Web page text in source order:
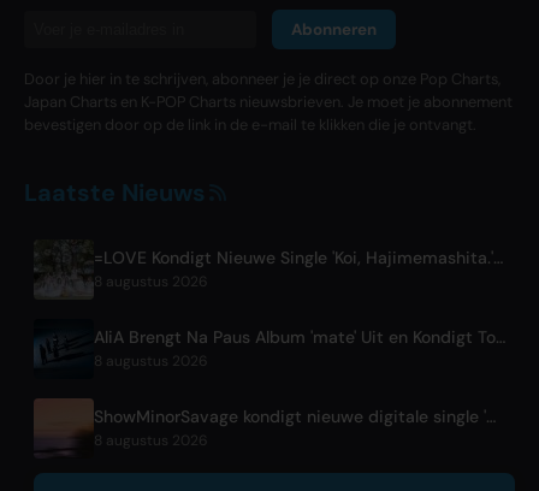
Abonneren
Door je hier in te schrijven, abonneer je je direct op onze Pop Charts,
Japan Charts en K-POP Charts nieuwsbrieven. Je moet je abonnement
bevestigen door op de link in de e-mail te klikken die je ontvangt.
Laatste Nieuws
=LOVE Kondigt Nieuwe Single 'Koi, Hajimemashita.' en Tokyo Dome Concerten Aan
8 augustus 2026
AliA Brengt Na Paus Album 'mate' Uit en Kondigt Tokyo Live Aan
8 augustus 2026
ShowMinorSavage kondigt nieuwe digitale single 'Gradation' aan
8 augustus 2026